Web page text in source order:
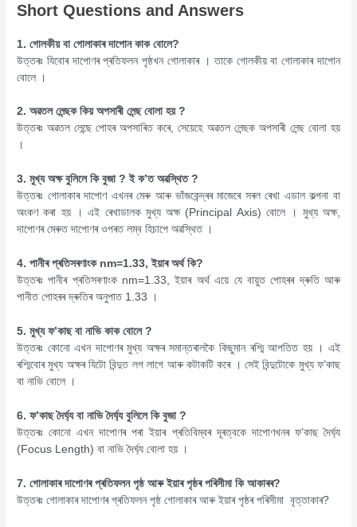
Short Questions and Answers
1. গোলকীয় বা গোলাকাৰ দাপোন কাক বোলে?
উত্তৰঃ যিবোৰ দাপোণৰ প্ৰতিফলন পৃষ্ঠখন গোলাকাৰ । তাকে গোলকীয় বা গোলাকাৰ দাপোন
বোলে ।
2. অৱতল লেন্ছক কিয় অপসাৰী লেন্ছ বোলা হয় ?
উত্তৰঃ অৱতল লেন্ছে পোহৰ অপসাৰিত কৰে, সেয়েহে অৱতল লেন্ছক অপসাৰী লেন্ছ বোলা হয়
।
3. মুখ্য অক্ষ বুলিলে কি বুজা ? ই ক’ত অৱস্থিত ?
উত্তৰঃ গোলাকাৰ দাপোণ এখনৰ মেৰু আৰু ভাঁজকেন্দ্ৰৰ মাজেৰে সৰল ৰেখা এডাল কল্পনা বা
অংকণ কৰা হয় । এই ৰেখাডালক মুখ্য অক্ষ (Principal Axis) বোলে । মুখ্য অক্ষ,
দাপোণৰ মেৰুত দাপোণৰ ওপৰত লম্ব হিচাপে অৱস্থিত ।
4. পানীৰ প্ৰতিসৰণাংক nm=1.33, ইয়াৰ অৰ্থ কি?
উত্তৰঃ পানীৰ প্ৰতিসৰণাংক nm=1.33, ইয়াৰ অৰ্থ এয়ে যে বায়ুত পোহৰৰ দ্ৰুতি আৰু
পানীত পোহৰৰ দ্ৰুতিৰ অনুপাত 1.33 ।
5. মুখ্য ফ’কাছ বা নাভি কাক বোলে ?
উত্তৰঃ কোনো এখন দাপোণৰ মুখ্য অক্ষৰ সমান্তৰালকৈ কিছুমান ৰশ্মি আপতিত হয় । এই
ৰশ্মিবোৰ মুখ্য অক্ষৰ যিটো বিন্দুত লগ লাগে আৰু কটাকটি কৰে । সেই বিন্দুটোকে মুখ্য ফ’কাছ
বা নাভি বোলে ।
6. ফ’কাছ দৈৰ্ঘ্য বা নাভি দৈৰ্ঘ্য বুলিলে কি বুজা ?
উত্তৰঃ কোনো এখন দাপোণৰ পৰা ইয়াৰ প্ৰতিবিম্বৰ দূৰত্বকে দাপোণখনৰ ফ’কাছ দৈৰ্ঘ্য
(Focus Length) বা নাভি দৈৰ্ঘ্য বোলা হয় ।
7. গোলাকাৰ দাপোণৰ প্ৰতিফলন পৃষ্ঠ আৰু ইয়াৰ পৃষ্ঠৰ পৰিসীমা কি আকাৰৰ?
উত্তৰঃ গোলাকাৰ দাপোণৰ প্ৰতিফলন পৃষ্ঠ গোলাকাৰ আৰু ইয়াৰ পৃষ্ঠৰ পৰিসীমা বৃত্তাকাৰ?